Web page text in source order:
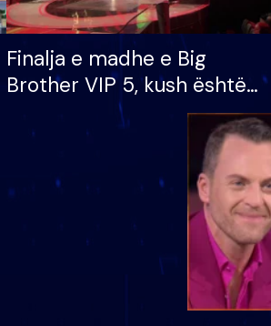
Finalja e madhe e Big
Brother VIP 5, kush është
banori i parë që lë shtëpinë
dhe humb mundësinë për
të fituar çmimin e madh